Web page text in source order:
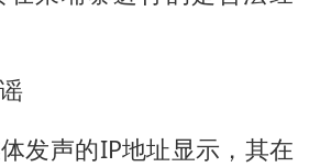
发声的IP地址显示，其在